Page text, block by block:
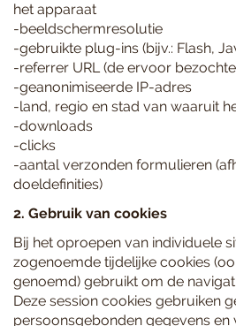
het apparaat
-beeldschermresolutie
-gebruikte plug-ins (bijv.: Flash,
-referrer URL (de ervoor
-geanonimiseerde IP-adres
-land, regio en stad van waaruit
-downloads
-clicks
-aantal verzonden formulieren
doeldefinities)
2. Gebruik van cookies
Bij het oproepen van individuele
zogenoemde tijdelijke cookies
genoemd) gebruikt om de
Deze session cookies gebruiken
persoonsgebonden gegevens en